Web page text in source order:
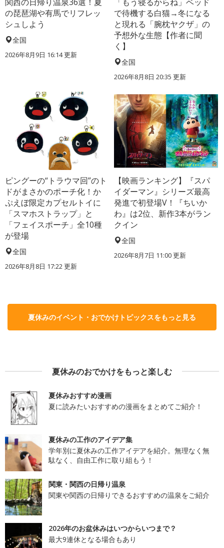
の琵琶湖や有馬でリフレッ
シュしよう
全国
2026年8月9日 16:14更新
で待機する白猫→冬になる
と現れる「腕枕ヤクザ」の
予想外な生態【作者に聞
く】
全国
2026年8月8日 20:35 更新
ピングーの“トラウマ回”のト
ドがまさかのポーチ化！か
ぷえぼ限定カプセルトイに
「スマホストラップ」と
「フェイスポーチ」全10種
が登場
全国
2026年8月8日 17:22更新
【映画ランキング】『スパ
イダーマン』シリーズ最高
発進で初登場V！『ちいか
わ』は2位、新作3本がラン
クイン
全国
2026年8月7日 11:00更新
夏休みのイベント・おでかけトピックスをもっと見る
夏休みのおでかけをもっと楽しむ
夏休みおすすめ漫画
夏に読みたいおすすめの漫画をまとめてご紹介！
夏休みの工作のアイデア集
学年別に夏休みの工作アイデアを紹介。無理なく無
駄なく、自由工作に取り組もう！
関東・関西の日帰り温泉
関東や関西の日帰りできるおすすめの温泉をご紹介
2026年のお盆休みはいつからいつまで？
最大9連休となる場合もあり